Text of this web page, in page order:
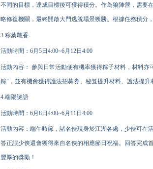
不同的目標，達成目標後可獲得積分。作為狼陣營，需要
略修復機關，最終開啟大門逃脫場景獲勝。根據任務積分
3.粽葉飄香
活動時間：6月5日4:00~6月12日4:00
活動內容： 參與日常活動便有機率獲得粽子材料，材料亦
粽"，並有機會獲得護法招募券、秘笈提升材料、護法提升
4.端陽謎語
活動時間：6月8日4:00~6月11日4:00
活動內容：端午時節，諸名俠現身於江湖各處，少俠可在
答正誤少俠還會獲得來自名俠的相應節日祝福。回答完成
豐厚的獎勵！